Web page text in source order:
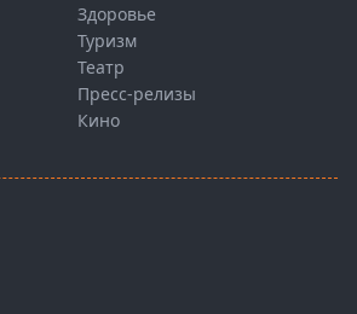
Здоровье
Туризм
Театр
Пресс-релизы
Кино